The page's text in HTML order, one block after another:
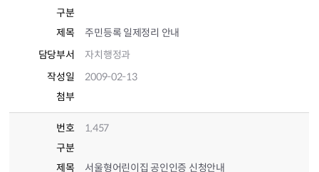
구분
제목
주민등록 일제정리 안내
담당부서
자치행정과
작성일
2009-02-13
첨부
번호
1,457
구분
제목
서울형어린이집 공인인증 신청안내